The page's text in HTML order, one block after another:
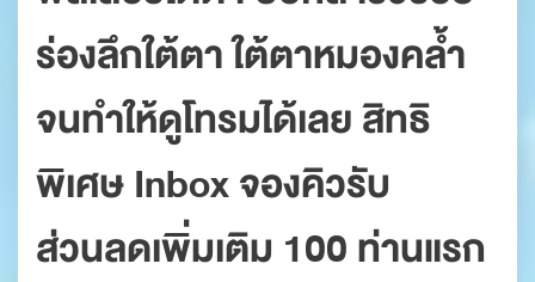
ร่องลึกใต้ตา ใต้ตาหมองคล้ำ
จนทำให้ดูโทรมได้เลย สิทธิ
พิเศษ Inbox จองคิวรับ
ส่วนลดเพิ่มเติม 100 ท่านแรก